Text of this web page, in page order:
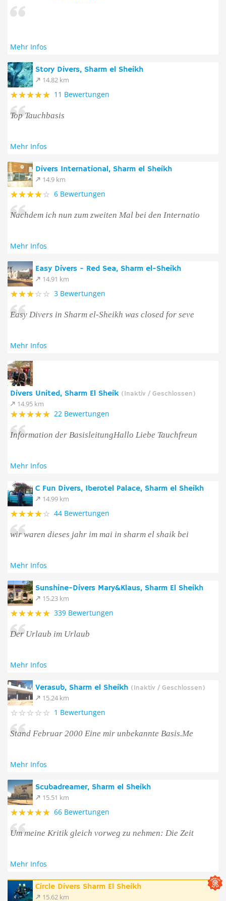
Mehr Infos
Story Divers, Sharm el Sheikh
14.82 km
11 Bewertungen
Top Tauchbasis
Mehr Infos
Divers International, Sharm el Sheikh
14.9 km
6 Bewertungen
Nachdem ich nun zum zweiten Mal bei den Internatio
Mehr Infos
Easy Divers - Red Sea, Sharm el-Sheikh
14.91 km
3 Bewertungen
Easy Divers in Sharm el-Sheikh was closed for seve
Mehr Infos
Divers United, Sharm El Sheik (Inaktiv / Geschlossen)
14.95 km
22 Bewertungen
Information der BasisleitungHallo Liebe Tauchfreun
Mehr Infos
C Fun Divers, Iberotel Palace, Sharm el Sheikh
14.99 km
44 Bewertungen
wir waren dieses jahr im mai in sharm el shaik bei
Mehr Infos
Sunshine-Divers Mary&Klaus, Sharm El Sheikh
15.23 km
339 Bewertungen
Der Urlaub im Urlaub
Mehr Infos
Verasub, Sharm el Sheikh (Inaktiv / Geschlossen)
15.24 km
1 Bewertungen
Stand Februar 2000 Eine mir unbekannte Basis.Me
Mehr Infos
Scubadreamer, Sharm el Sheikh
15.51 km
66 Bewertungen
Um meine Kritik gleich vorweg zu nehmen: Die Zeit
Mehr Infos
Circle Divers Sharm El Sheikh
15.62 km